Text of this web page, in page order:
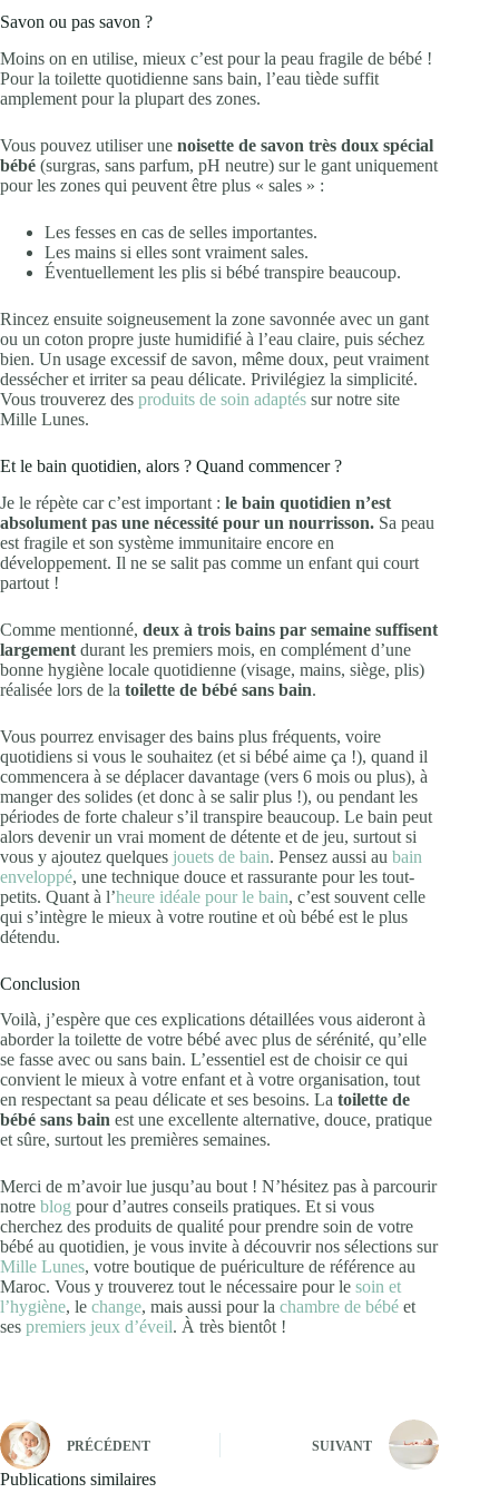
Savon ou pas savon ?
Moins on en utilise, mieux c’est pour la peau fragile de bébé !
Pour la toilette quotidienne sans bain, l’eau tiède suffit
amplement pour la plupart des zones.
Vous pouvez utiliser une noisette de savon très doux spécial
bébé (surgras, sans parfum, pH neutre) sur le gant uniquement
pour les zones qui peuvent être plus « sales » :
Les fesses en cas de selles importantes.
Les mains si elles sont vraiment sales.
Éventuellement les plis si bébé transpire beaucoup.
Rincez ensuite soigneusement la zone savonnée avec un gant
ou un coton propre juste humidifié à l’eau claire, puis séchez
bien. Un usage excessif de savon, même doux, peut vraiment
dessécher et irriter sa peau délicate. Privilégiez la simplicité.
Vous trouverez des produits de soin adaptés sur notre site
Mille Lunes.
Et le bain quotidien, alors ? Quand commencer ?
Je le répète car c’est important : le bain quotidien n’est
absolument pas une nécessité pour un nourrisson. Sa peau
est fragile et son système immunitaire encore en
développement. Il ne se salit pas comme un enfant qui court
partout !
Comme mentionné, deux à trois bains par semaine suffisent
largement durant les premiers mois, en complément d’une
bonne hygiène locale quotidienne (visage, mains, siège, plis)
réalisée lors de la toilette de bébé sans bain.
Vous pourrez envisager des bains plus fréquents, voire
quotidiens si vous le souhaitez (et si bébé aime ça !), quand il
commencera à se déplacer davantage (vers 6 mois ou plus), à
manger des solides (et donc à se salir plus !), ou pendant les
périodes de forte chaleur s’il transpire beaucoup. Le bain peut
alors devenir un vrai moment de détente et de jeu, surtout si
vous y ajoutez quelques jouets de bain. Pensez aussi au bain
enveloppé, une technique douce et rassurante pour les tout-
petits. Quant à l’heure idéale pour le bain, c’est souvent celle
qui s’intègre le mieux à votre routine et où bébé est le plus
détendu.
Conclusion
Voilà, j’espère que ces explications détaillées vous aideront à
aborder la toilette de votre bébé avec plus de sérénité, qu’elle
se fasse avec ou sans bain. L’essentiel est de choisir ce qui
convient le mieux à votre enfant et à votre organisation, tout
en respectant sa peau délicate et ses besoins. La toilette de
bébé sans bain est une excellente alternative, douce, pratique
et sûre, surtout les premières semaines.
Merci de m’avoir lue jusqu’au bout ! N’hésitez pas à parcourir
notre blog pour d’autres conseils pratiques. Et si vous
cherchez des produits de qualité pour prendre soin de votre
bébé au quotidien, je vous invite à découvrir nos sélections sur
Mille Lunes, votre boutique de puériculture de référence au
Maroc. Vous y trouverez tout le nécessaire pour le soin et
l’hygiène, le change, mais aussi pour la chambre de bébé et
ses premiers jeux d’éveil. À très bientôt !
PRÉCÉDENT SUIVANT
Publications similaires